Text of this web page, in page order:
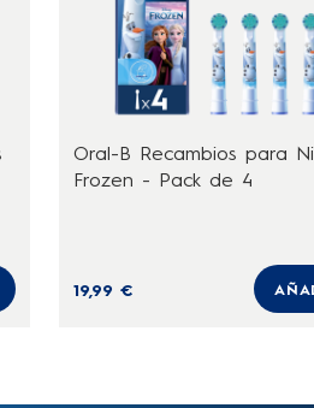
Oral-B Recambios para
Frozen - Pack de 4
19,99 €